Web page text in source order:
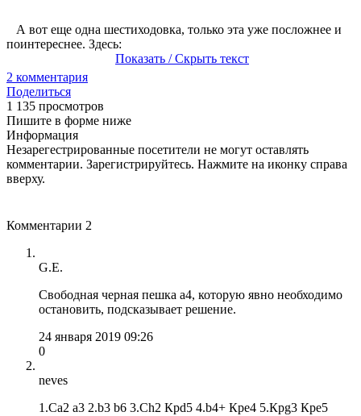
А вот еще одна шестиходовка, только эта уже посложнее и
поинтереснее. Здесь:
Показать / Скрыть текст
2 комментария
Поделиться
1 135 просмотров
Пишите в форме ниже
Информация
Незарегестрированные посетители не могут оставлять
комментарии. Зарегистрируйтесь. Нажмите на иконку справа
вверху.
Комментарии 2
G.E.
Свободная черная пешка а4, которую явно необходимо
остановить, подсказывает решение.
24 января 2019 09:26
0
neves
1.Сa2 a3 2.b3 b6 3.Сh2 Крd5 4.b4+ Крe4 5.Крg3 Крe5